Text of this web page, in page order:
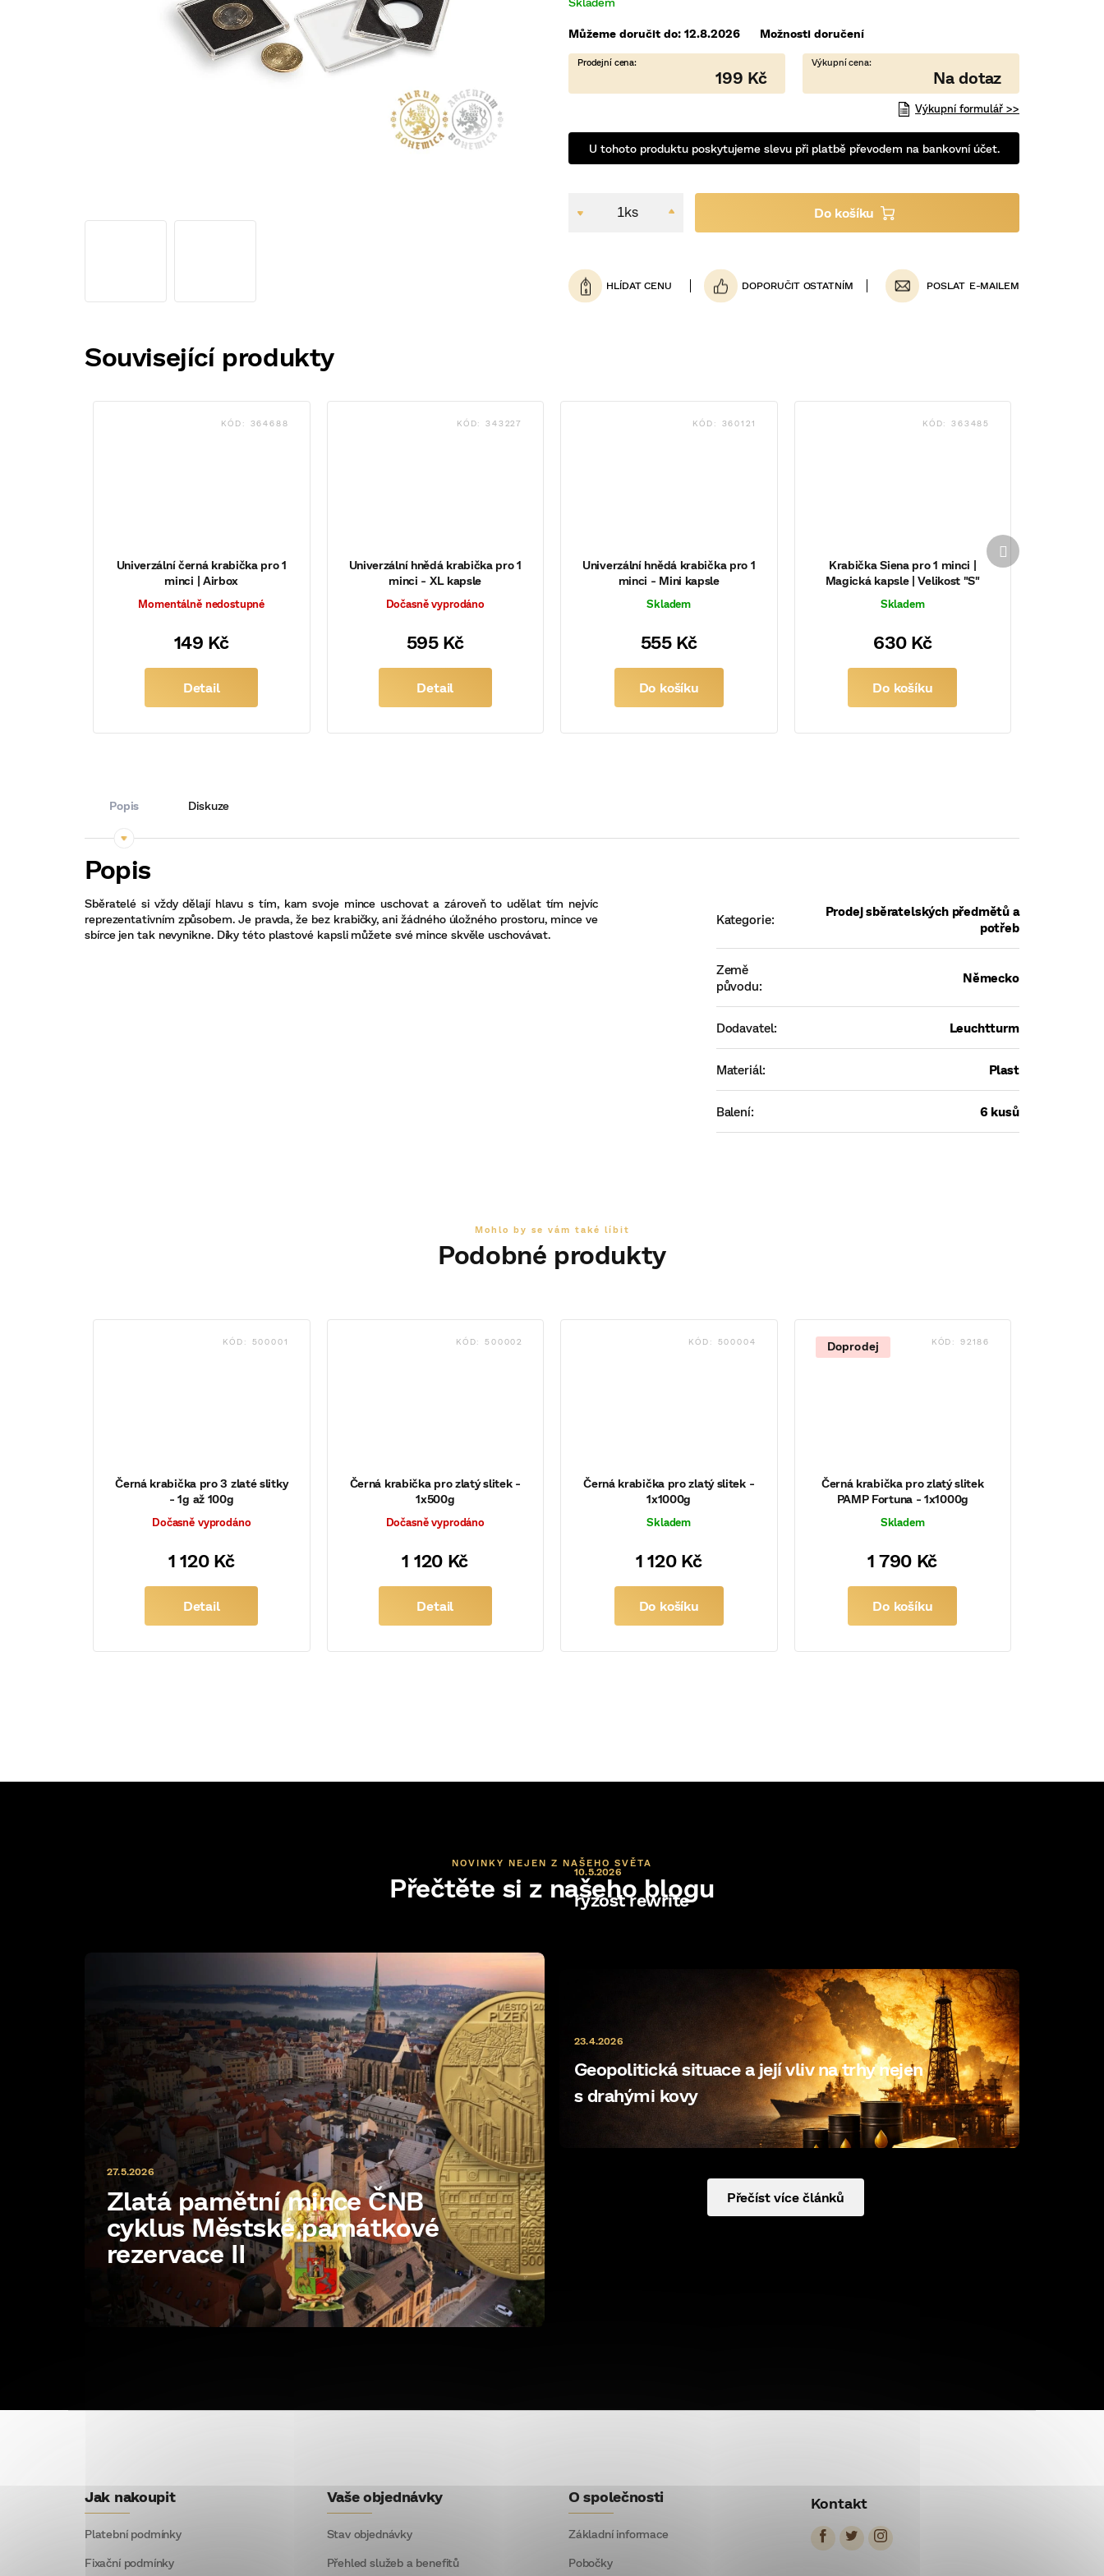
POSLAT
199 Kč
Výkupní formulář >>
U tohoto produktu poskytujeme slevu při platbě převodem na bankovní účet.
Můžeme doručit do: 12.8.2026 Možnosti doručení
Související produkty
Univerzální černá krabička pro 1
minci | Airbox
Momentálně nedostupné
149 Kč
Detail
KÓD: 364688
Univerzální hnědá krabička pro 1
minci - XL kapsle
Dočasně vyprodáno
595 Kč
Detail
KÓD:343227
Univerzální hnědá krabička pro 1
minci - Mini kapsle
Skladem
555 Kč
Do košíku
KÓD: 360121
Krabička Siena pro 1 minci |
Magická kapsle | Velikost "S"
Skladem
630 Kč
Do košíku
KÓD:363485
Další
produkt
Popis Diskuze
Sběratelé si vždy dělají hlavu s tím, kam svoje mince uschovat a zároveň to udělat tím nejvíc
reprezentativním způsobem. Je pravda, že bez krabičky, ani žádného úložného prostoru, mince ve
sbírce jen tak nevynikne. Díky této plastové kapsli můžete své mince skvěle uschovávat.
Kategorie:
Prodej sběratelských předmětů a
potřeb
Země
původu:
Německo
Dodavatel: Leuchtturm
Materiál: Plast
Balení: 6 kusů
Černá krabička pro 3 zlaté slitky
- 1g až 100g
Dočasně vyprodáno
1 120 Kč
Detail
KÓD: 500001
Černá krabička pro zlatý slitek -
1x500g
Dočasně vyprodáno
1 120 Kč
Detail
KÓD:500002
Černá krabička pro zlatý slitek -
1x1000g
Skladem
1 120 Kč
Do košíku
KÓD: 500004 Doprodej
Černá krabička pro zlatý slitek
PAMP Fortuna - 1x1000g
Skladem
1 790 Kč
Do košíku
KÓD: 92186
NOVINKY NEJEN Z NAŠEHO SVĚTA
Přečtěte si z našeho blogu
Zlatá pamětní mince ČNB
cyklus Městské památkové
rezervace II
27.5.2026
ryzost rewrite
10.5.2026
Geopolitická situace a její vliv na trhy nejen
s drahými kovy
23.4.2026
Přečíst více článků
Jak nakoupit
Platební podmínky
Fixační podmínky
Vaše objednávky
Stav objednávky
Přehled služeb a benefitů
O společnosti
Základní informace
Pobočky
Kontakt